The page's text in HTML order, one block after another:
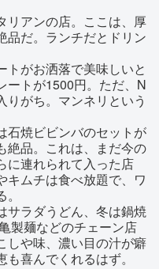
アンの店。ここは、厚
品だ。ランチだとドリン
トがお洒落で美味しいと
ートが1500円。ただ、N
がち。マンネリという
石焼ビビンバのセットが
絶品。これは、まだ今の
に連れられて入った店
キムチは食べ放題で、ワ
サラダうどん、冬は鍋焼
製麺などのチェーン店
しや味、濃い目の汁が癖
喜んでくれるはず。